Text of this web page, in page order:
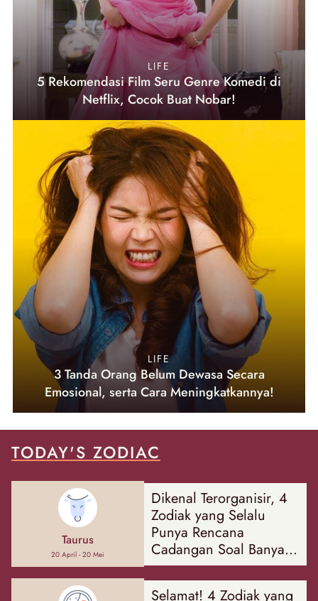
LIFE
5 Rekomendasi Film Seru Genre Komedi di
Netflix, Cocok Buat Nobar!
LIFE
3 Tanda Orang Belum Dewasa Secara
Emosional, serta Cara Meningkatkannya!
TODAY'S ZODIAC
Taurus
20 April - 20 Mei
Dikenal Terorganisir, 4
Zodiak yang Selalu
Punya Rencana
Cadangan Soal Banyak
Hal
Selamat! 4 Zodiak yang